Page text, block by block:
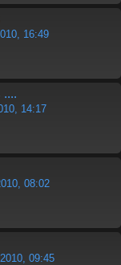
16:49
14:17
08:02
09:45